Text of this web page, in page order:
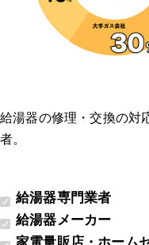
給湯器の修理・交換の対
者。
給湯器専門業者
給湯器メーカー